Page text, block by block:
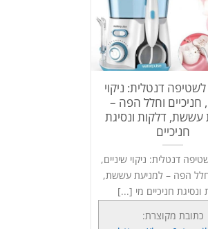
לשטיפה דנטלית: ניקוי
חניכיים וחלל הפה –
עששת, דלקות ונסיגת
חניכיים
דנטלית: ניקוי שיניים,
הפה – למניעת עששת,
ונסיגת חניכיים מי [...]
כתובת מקוצרת: